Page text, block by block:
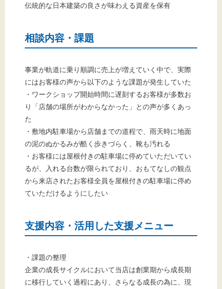
伝統的な日本建築の良さが味わえる資産を保有
相談内容・課題
事業が軌道に乗り順調に売上が増えていく中で、実際
にはお客様の声から以下のような課題が発生していた
・ワークショップ開始時間に遅刻するお客様が多数お
り「店舗の場所がわからなかった」との声が多くあっ
た
・敷地内駐車場から店舗までの道程で、雨天時に地面
の泥のぬかるみが酷く歩きづらく、靴も汚れる
・お客様には屋根付きの駐車場に停めていただいてい
るが、入れる台数が限られており、おもてなしの観点
から来店されたお客様全員を屋根付きの駐車場に停め
ていただけるようにしたい
支援内容・活用した支援メニュー
・課題の整理
企業の成長サイクルにおいて当店は創業期から成長期
に移行していく過程にあり、さらなる成長の為に、現